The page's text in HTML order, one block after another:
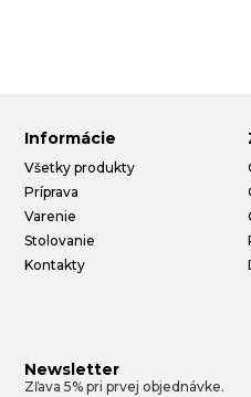
Informácie
Všetky produkty
Príprava
Varenie
Stolovanie
Kontakty
Newsletter
Zľava 5% pri prvej objednávke.